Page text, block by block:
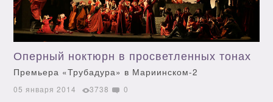
Оперный ноктюрн в просветленных тонах
Премьера «Трубадура» в Мариинском-2
05 января 2014 3738 0